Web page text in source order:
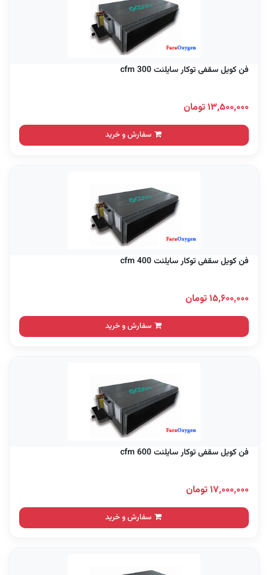
فن کویل سقفی توکار سایلنت 300 cfm
۱۳,۵۰۰,۰۰۰ تومان
سفارش و خرید
فن کویل سقفی توکار سایلنت 400 cfm
۱۵,۶۰۰,۰۰۰ تومان
سفارش و خرید
فن کویل سقفی توکار سایلنت 600 cfm
۱۷,۰۰۰,۰۰۰ تومان
سفارش و خرید